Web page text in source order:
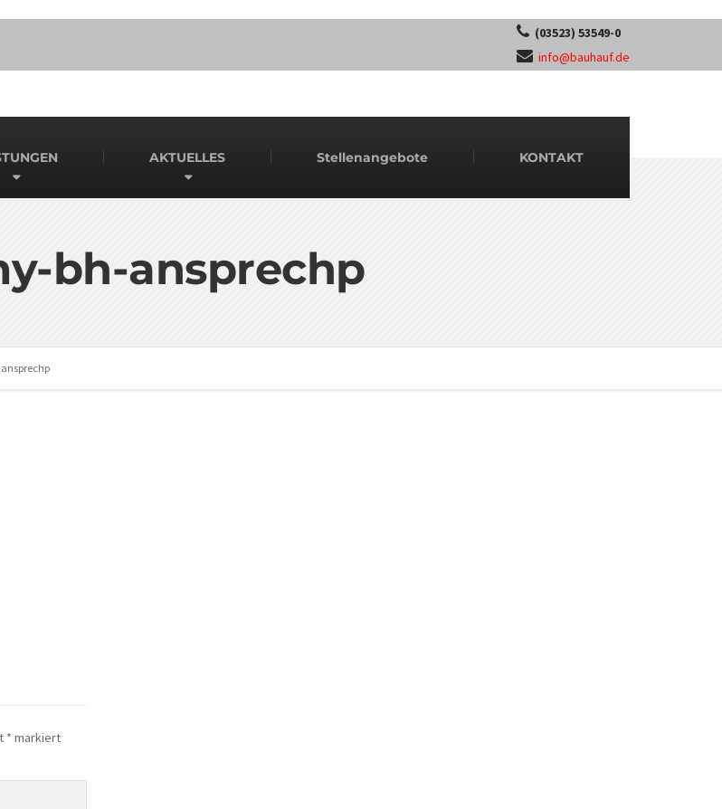
(03523) 53549-0
info@bauhauf.de
AKTUELLES Stellenangebote KONTAKT
bh-ansprechp
* markiert